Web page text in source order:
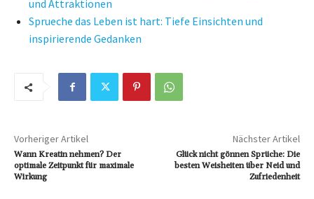
und Attraktionen
Sprueche das Leben ist hart: Tiefe Einsichten und
inspirierende Gedanken
Vorheriger Artikel
Wann Kreatin nehmen? Der
optimale Zeitpunkt für maximale
Wirkung
Nächster Artikel
Glück nicht gönnen Sprüche: Die
besten Weisheiten über Neid und
Zufriedenheit